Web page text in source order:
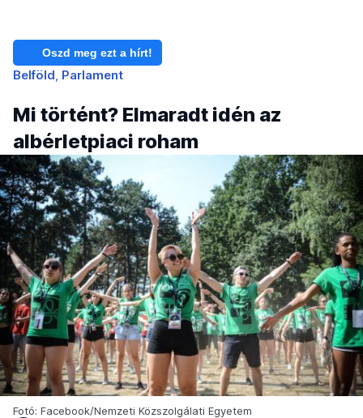
Oszd meg ezt a hírt!
Belföld Parlament
Mi történt? Elmaradt idén az
albérletpiaci roham
Fotó: Facebook/Nemzeti Közszolgálati Egyetem